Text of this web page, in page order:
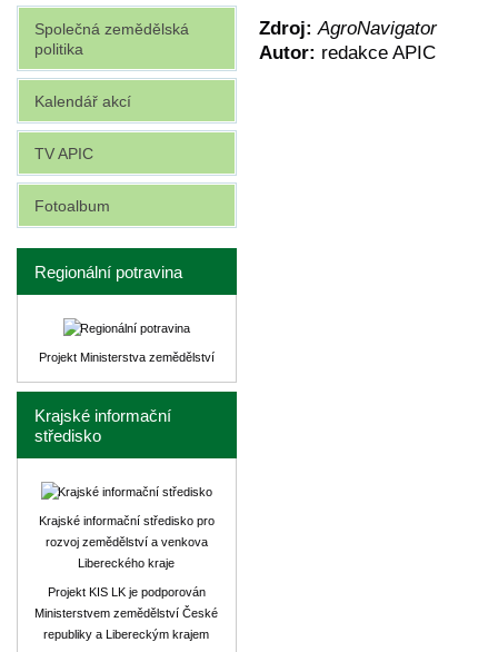
Zdroj: AgroNavigator
Autor: redakce APIC
Společná zemědělská
politika
Kalendář akcí
TV APIC
Fotoalbum
Regionální potravina
Projekt Ministerstva zemědělství
Krajské informační
středisko
Krajské informační středisko pro
rozvoj zemědělství a venkova
Libereckého kraje
Projekt KIS LK je podporován
Ministerstvem zemědělství České
republiky a Libereckým krajem